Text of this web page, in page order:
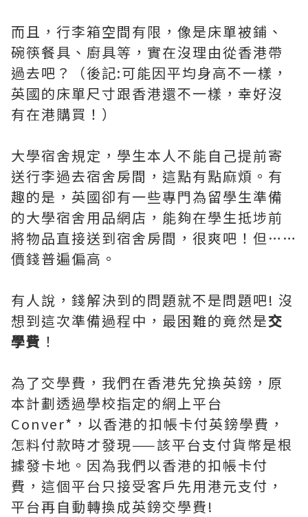
而且，行李箱空間有限，像是床單被鋪、
碗筷餐具、廚具等，實在沒理由從香港帶
過去吧？（後記:可能因平均身高不一樣，
英國的床單尺寸跟香港還不一樣，幸好沒
有在港購買！）
大學宿舍規定，學生本人不能自己提前寄
送行李過去宿舍房間，這點有點麻煩。有
趣的是，英國卻有一些專門為留學生準備
的大學宿舍用品網店，能夠在學生抵埗前
將物品直接送到宿舍房間，很爽吧！但……
價錢普遍偏高。
有人說，錢解決到的問題就不是問題吧! 沒
想到這次準備過程中，最困難的竟然是交
學費 ！
為了交學費，我們在香港先兌換英鎊，原
本計劃透過學校指定的網上平台
Conver*，以香港的扣帳卡付英鎊學費，
怎料付款時才發現——該平台支付貨幣是根
據發卡地。因為我們以香港的扣帳卡付
費，這個平台只接受客戶先用港元支付，
平台再自動轉換成英鎊交學費!